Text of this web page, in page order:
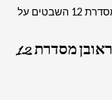
2742 – תמונה של של שבט ראובן מסדרת 12